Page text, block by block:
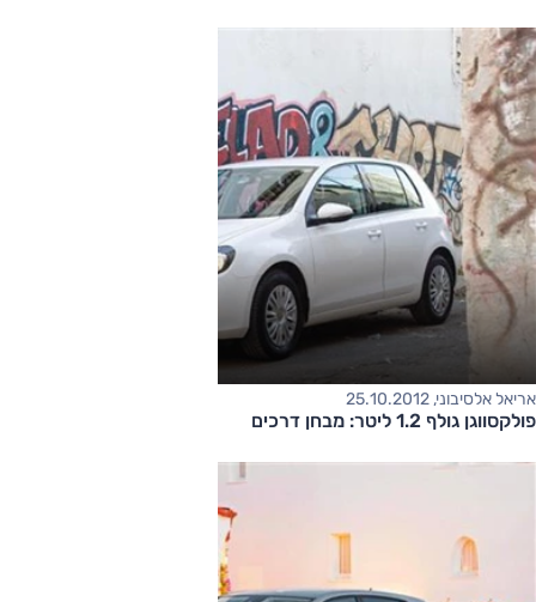
אריאל אלסיבוני, 25.10.2012
פולקסווגן גולף 1.2 ליטר: מבחן דרכים